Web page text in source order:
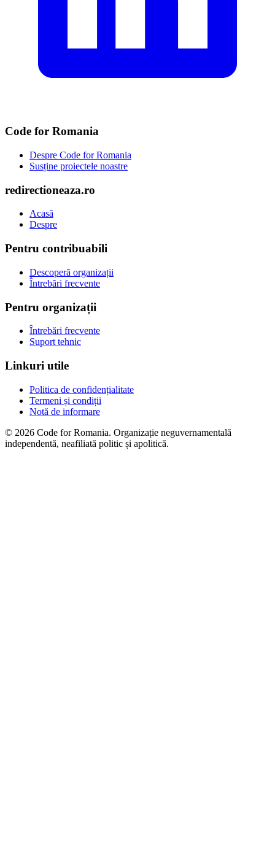
Code for Romania
Despre Code for Romania
Susține proiectele noastre
redirectioneaza.ro
Acasă
Despre
Pentru contribuabili
Descoperă organizații
Întrebări frecvente
Pentru organizații
Întrebări frecvente
Suport tehnic
Linkuri utile
Politica de confidențialitate
Termeni și condiții
Notă de informare
© 2026 Code for Romania. Organizație neguvernamentală
independentă, neafiliată politic și apolitică.